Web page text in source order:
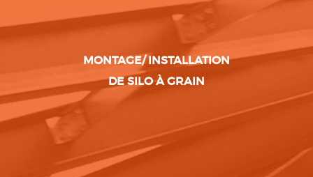
MONTAGE/ INSTALLATION
DE SILO À GRAIN